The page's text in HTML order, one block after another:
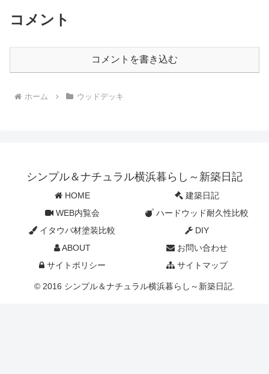
コメント
コメントを書き込む
ホーム ウッドデッキ
シンプル＆ナチュラル横浜暮らし～新築日記
HOME
建築日記
WEB内覧会
ハードウッド耐久性比較
イタウバ材塗装比較
DIY
ABOUT
お問い合わせ
サイトポリシー
サイトマップ
© 2016 シンプル＆ナチュラル横浜暮らし～新築日記.